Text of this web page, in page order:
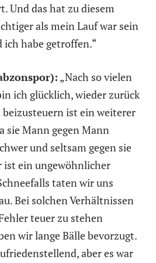
Und das hat zu diesem
als mein Lauf war sein
ich habe getroffen.“
„Nach so vielen
ich glücklich, wieder zurück
beizusteuern ist ein weiterer
sie Mann gegen Mann
und seltsam gegen sie
ist ein ungewöhnlicher
taten wir uns
Bei solchen Verhältnissen
teuer zu stehen
wir lange Bälle bevorzugt.
aber es war